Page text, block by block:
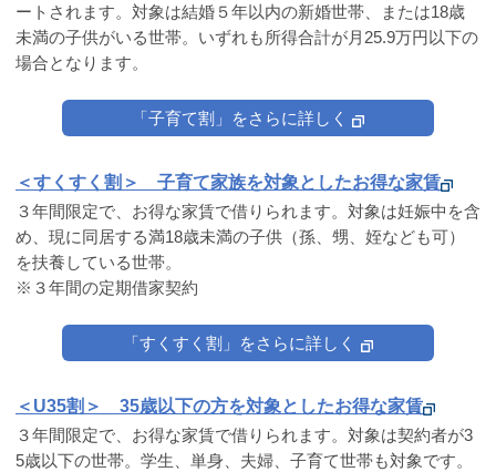
ートされます。対象は結婚５年以内の新婚世帯、または18歳
未満の子供がいる世帯。いずれも所得合計が月25.9万円以下の
場合となります。
「子育て割」をさらに詳しく
＜すくすく割＞ 子育て家族を対象としたお得な家賃
３年間限定で、お得な家賃で借りられます。対象は妊娠中を含
め、現に同居する満18歳未満の子供（孫、甥、姪なども可）
を扶養している世帯。
※３年間の定期借家契約
「すくすく割」をさらに詳しく
＜U35割＞ 35歳以下の方を対象としたお得な家賃
３年間限定で、お得な家賃で借りられます。対象は契約者が3
5歳以下の世帯。学生、単身、夫婦、子育て世帯も対象です。